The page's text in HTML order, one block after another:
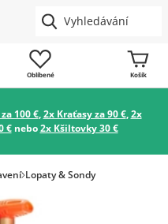
Oblíbené Košík
100 €,2x Kraťasy za 90 €,2x
€nebo2x Kšiltovky 30 €
Lopaty & Sondy